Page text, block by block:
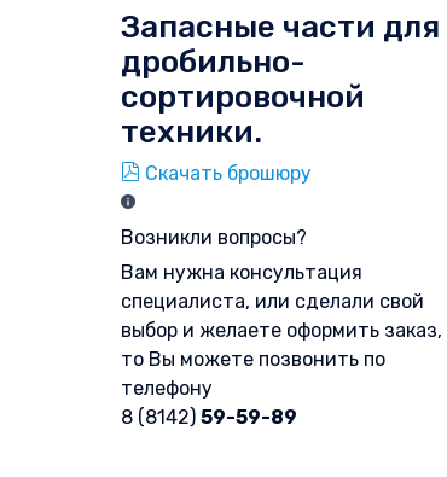
Запасные части для
дробильно-
сортировочной
техники.
Скачать брошюру
Возникли вопросы?
Вам нужна консультация
специалиста, или сделали свой
выбор и желаете оформить заказ,
то Вы можете позвонить по
телефону
8 (8142) 59-59-89